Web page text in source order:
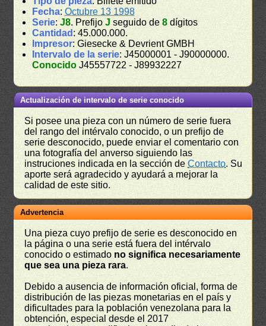
Fecha:Octubre 13 1998
Serie:J8. PrefijoJ seguido de8 dígitos
Cantidad : 45.000.000.
Impresor: Giesecke & Devrient GMBH
Intervalo de la serie: J45000001 - J90000000.
Conocido J45557722 - J89932227
Actualización de intervalo de serie conocido
Si posee una pieza con un número de serie fuera
del rango del intérvalo conocido, o un prefijo de
serie desconocido, puede enviar el comentario con
una fotografía del anverso siguiendo las
instruciones indicada en la sección deContacto. Su
aporte será agradecido y ayudará a mejorar la
calidad de este sitio.
Advertencia
Una pieza cuyo prefijo de serie es desconocido en
la página o una serie está fuera del intérvalo
conocido o estimado no significa necesariamente
que sea una pieza rara.
Debido a ausencia de información oficial, forma de
distribución de las piezas monetarias en el país y
dificultades para la población venezolana para la
obtención, especial desde el 2017